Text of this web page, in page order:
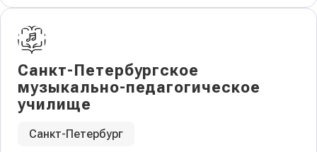
Санкт-Петербургское
музыкально-педагогическое
училище
Санкт-Петербург